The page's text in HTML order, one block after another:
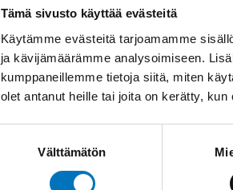
Tämä sivusto käyttää evästeitä
Käytämme evästeitä tarjoamamme
ja kävijämäärämme analysoimiseen.
kumppaneillemme tietoja siitä, miten
olet antanut heille tai joita on kerätty,
Välttämätön